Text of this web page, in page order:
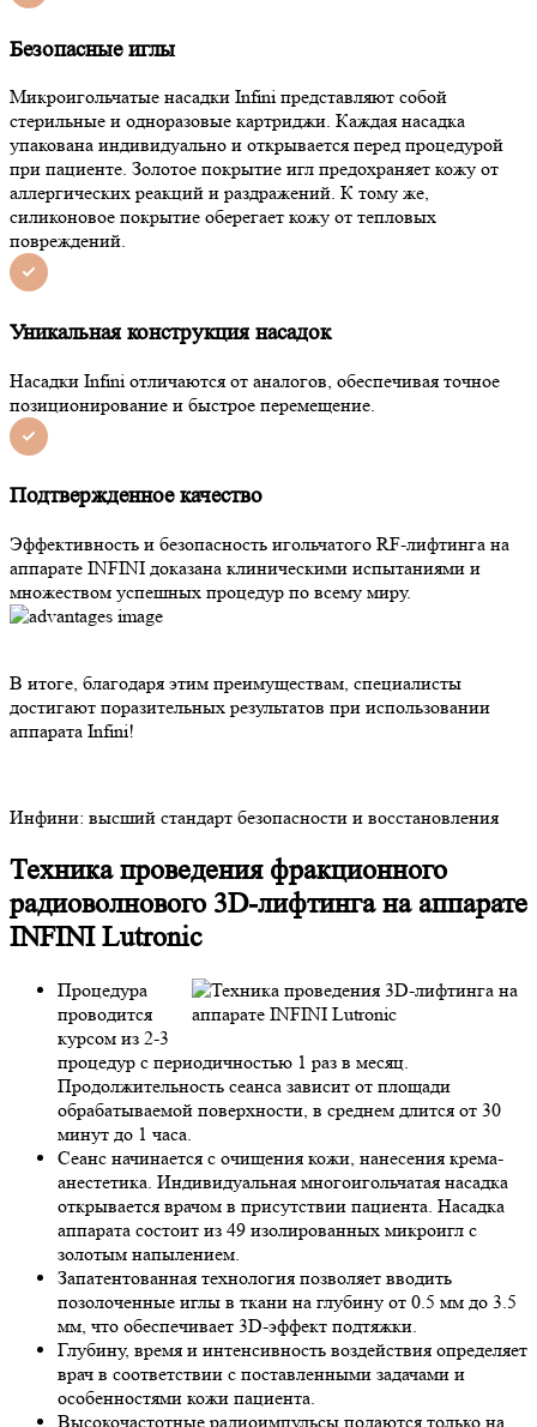
Безопасные иглы
Микроигольчатые насадки Infini представляют собой
стерильные и одноразовые картриджи. Каждая насадка
упакована индивидуально и открывается перед процедурой
при пациенте. Золотое покрытие игл предохраняет кожу от
аллергических реакций и раздражений. К тому же,
силиконовое покрытие оберегает кожу от тепловых
повреждений.
Уникальная конструкция насадок
Насадки Infini отличаются от аналогов, обеспечивая точное
позиционирование и быстрое перемещение.
Подтвержденное качество
Эффективность и безопасность игольчатого RF-лифтинга на
аппарате INFINI доказана клиническими испытаниями и
множеством успешных процедур по всему миру.
В итоге, благодаря этим преимуществам, специалисты
достигают поразительных результатов при использовании
аппарата Infini!
Инфини: высший стандарт безопасности и восстановления
Техника проведения фракционного
радиоволнового 3D-лифтинга на аппарате
INFINI Lutronic
Процедура
проводится
курсом из 2-3
процедур с периодичностью 1 раз в месяц.
Продолжительность сеанса зависит от площади
обрабатываемой поверхности, в среднем длится от 30
минут до 1 часа.
Сеанс начинается с очищения кожи, нанесения крема-
анестетика. Индивидуальная многоигольчатая насадка
открывается врачом в присутствии пациента. Насадка
аппарата состоит из 49 изолированных микроигл с
золотым напылением.
Запатентованная технология позволяет вводить
позолоченные иглы в ткани на глубину от 0.5 мм до 3.5
мм, что обеспечивает 3D-эффект подтяжки.
Глубину, время и интенсивность воздействия определяет
врач в соответствии с поставленными задачами и
особенностями кожи пациента.
Высокочастотные радиоимпульсы подаются только на